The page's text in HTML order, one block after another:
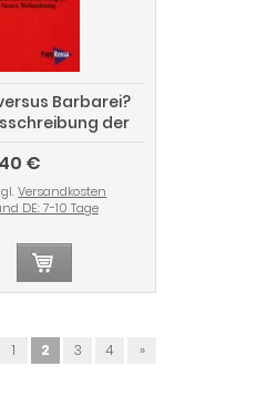
Barbarei?
der
€
Versandkosten
DE: 7-10 Tage
1 2 3 4 »